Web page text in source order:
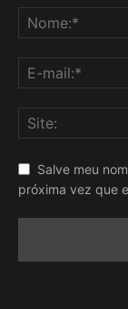
Salve meu
próxima vez que